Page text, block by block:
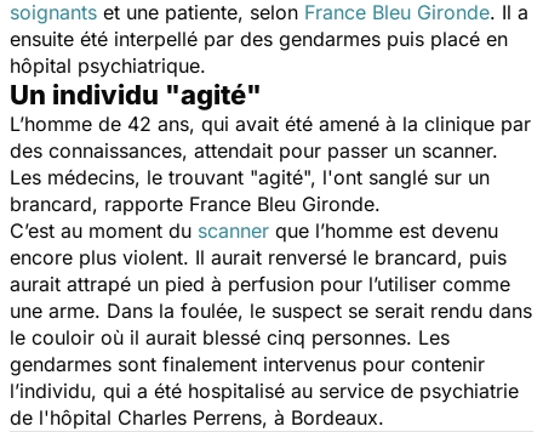
soignants et une patiente, selon France Bleu Gironde. Il a
ensuite été interpellé par des gendarmes puis placé en
hôpital psychiatrique.
Un individu "agité"
L’homme de 42 ans, qui avait été amené à la clinique par
des connaissances, attendait pour passer un scanner.
Les médecins, le trouvant "agité", l'ont sanglé sur un
brancard, rapporte France Bleu Gironde.
C’est au moment du scanner que l’homme est devenu
encore plus violent. Il aurait renversé le brancard, puis
aurait attrapé un pied à perfusion pour l’utiliser comme
une arme. Dans la foulée, le suspect se serait rendu dans
le couloir où il aurait blessé cinq personnes. Les
gendarmes sont finalement intervenus pour contenir
l’individu, qui a été hospitalisé au service de psychiatrie
de l'hôpital Charles Perrens, à Bordeaux.